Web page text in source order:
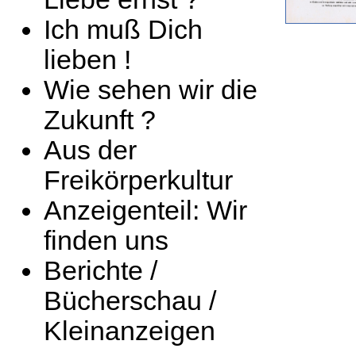
Ich muß Dich
lieben !
Wie sehen wir die
Zukunft ?
Aus der
Freikörperkultur
Anzeigenteil: Wir
finden uns
Berichte /
Bücherschau /
Kleinanzeigen